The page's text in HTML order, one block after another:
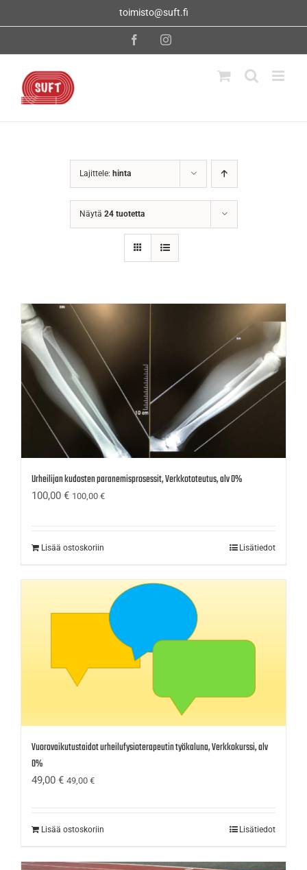
toimisto@suft.fi
FacebookInstagram
Lajittele: hinta
Näytä 24 tuotetta
Urheilijan kudosten paranemisprosessit, Verkkototeutus, alv 0%
100,00 € 100,00 €
Lisää ostoskoriin Lisätiedot
Vuorovaikutustaidot urheilufysioterapeutin työkaluna, Verkkokurssi, alv
0%
49,00 € 49,00 €
Lisää ostoskoriin Lisätiedot